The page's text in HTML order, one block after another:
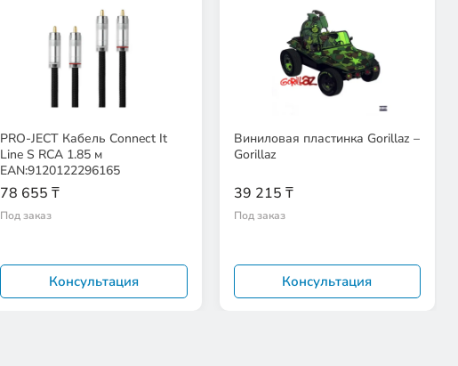
PRO-JECT Кабель Connect It
Line S RCA 1.85 м
EAN:9120122296165
78 655 ₸
Под заказ
Консультация
Виниловая пластинка Gorillaz –
Gorillaz
39 215 ₸
Под заказ
Консультация